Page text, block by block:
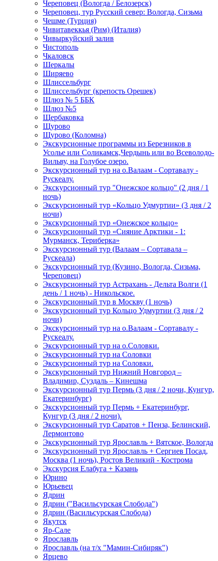
Череповец (Вологда / Белозерск)
Череповец, тур Русский север: Вологда, Сизьма
Чешме (Турция)
Чивитавеккья (Рим) (Италия)
Чивыркуйский залив
Чистополь
Чкаловск
Шеркалы
Ширяево
Шлиссельбург
Шлиссельбург (крепость Орешек)
Шлюз № 5 ББК
Шлюз №5
Щербаковка
Щурово
Щурово (Коломна)
Экскурсионные программы из Березников в
Усолье или Соликамск,Чердынь или во Всеволодо-
Вильву, на Голубое озеро.
Экскурсионный тур на о.Валаам - Сортавалу -
Рускеалу.
Экскурсионный тур "Онежское кольцо" (2 дня / 1
ночь)
Экскурсионный тур «Кольцо Удмуртии» (3 дня / 2
ночи)
Экскурсионный тур «Онежское кольцо»
Экскурсионный тур «Сияние Арктики - 1:
Мурманск, Териберка»
Экскурсионный тур (Валаам – Сортавала –
Рускеала)
Экскурсионный тур (Кузино, Вологда, Сизьма,
Череповец)
Экскурсионный тур Астрахань - Дельта Волги (1
день / 1 ночь) - Никольское.
Экскурсионный тур в Москву (1 ночь)
Экскурсионный тур Кольцо Удмуртии (3 дня / 2
ночи)
Экскурсионный тур на о.Валаам - Сортавалу -
Рускеалу.
Экскурсионный тур на о.Соловки.
Экскурсионный тур на Соловки
Экскурсионный тур на Соловки.
Экскурсионный тур Нижний Новгород –
Владимир, Суздаль – Кинешма
Экскурсионный тур Пермь (3 дня / 2 ночи, Кунгур,
Екатеринбург)
Экскурсионный тур Пермь + Екатеринбург,
Кунгур (3 дня / 2 ночи).
Экскурсионный тур Саратов + Пенза, Белинский,
Лермонтово
Экскурсионный тур Ярославль + Вятское, Вологда
Экскурсионный тур Ярославль + Сергиев Посад,
Москва (1 ночь), Ростов Великий - Кострома
Экскурсия Елабуга + Казань
Юрино
Юрьевец
Ядрин
Ядрин ("Васильсурская Слобода")
Ядрин (Васильсурская Слобода)
Якутск
Яр-Сале
Ярославль
Ярославль (на т/х "Мамин-Сибиряк")
Ярцево